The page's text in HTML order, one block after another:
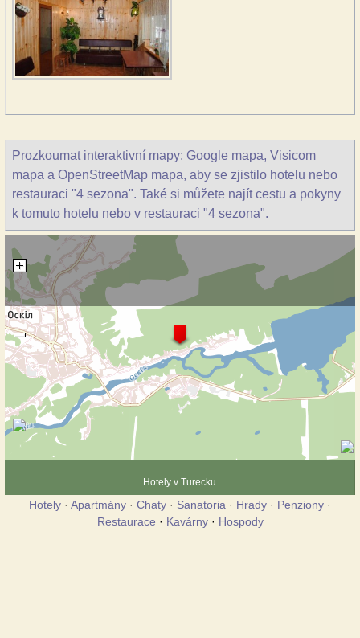
Prozkoumat interaktivní mapy: Google mapa, Visicom
mapa a OpenStreetMap mapa, aby se zjistilo hotelu nebo
restauraci "4 sezona". Také si můžete najít cestu a pokyny
k tomuto hotelu nebo v restauraci "4 sezona".
Hotely v Turecku
Hotely · Apartmány · Chaty · Sanatoria · Hrady · Penziony ·
Restaurace · Kavárny· Hospody